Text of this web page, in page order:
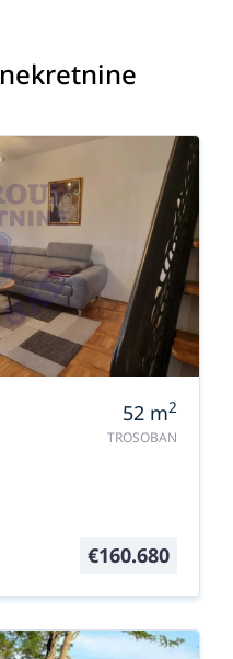
52 m2
TROSOBAN
€160.680